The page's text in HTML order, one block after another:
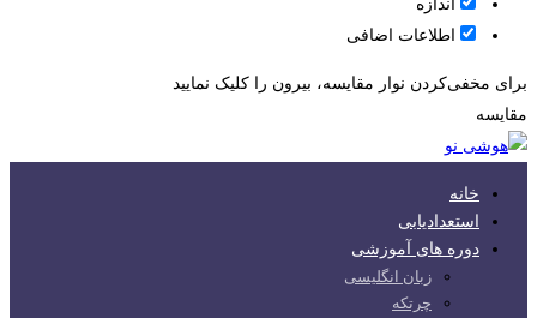
اندازه
اطلاعات اضافی
برای مخفی‌کردن نوار مقایسه، بیرون را کلیک نمایید
مقایسه
خانه
استعدادیابی
دوره های آموزشی
زبان انگلیسی
چرتکه